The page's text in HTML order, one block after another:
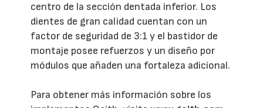
centro de la sección dentada inferior. Los
dientes de gran calidad cuentan con un
factor de seguridad de 3:1 y el bastidor de
montaje posee refuerzos y un diseño por
módulos que añaden una fortaleza adicional.
Para obtener más información sobre los